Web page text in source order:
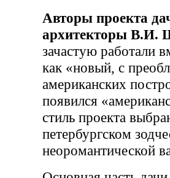
Авторы проекта
архитекторы В.И.
зачастую работали
как «новый, с
американских
появился
стиль проекта
петербургском
неоромантической